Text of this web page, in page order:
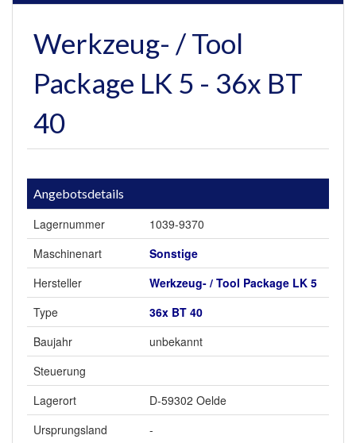
Werkzeug- / Tool
Package LK 5 - 36x BT
40
Angebotsdetails
Lagernummer
1039-9370
Maschinenart
Sonstige
Hersteller
Werkzeug- / Tool Package LK 5
Type
36x BT 40
Baujahr
unbekannt
Steuerung
Lagerort
D-59302 Oelde
Ursprungsland
-